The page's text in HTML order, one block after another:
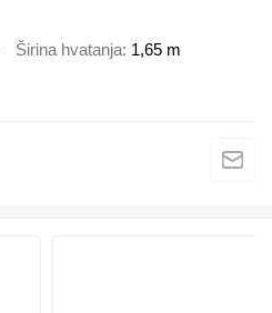
Širina hvatanja 1,65 m